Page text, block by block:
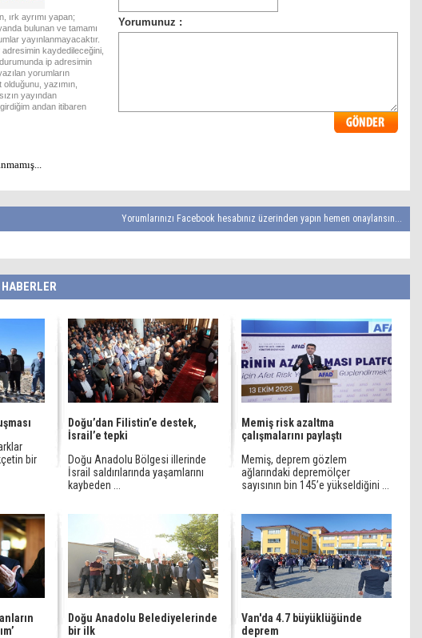
ırk ayrımı yapan;
bulunan ve tamamı
yayınlanmayacaktır.
adresimin kaydedileceğini,
ip adresimin
yorumların
yazımın,
yayından
andan itibaren
Yorumlarınızı Facebook hesabınız üzerinden yapın hemen onaylansın...
bir
Doğu’dan Filistin’e destek,
İsrail’e tepki
Doğu Anadolu Bölgesi illerinde
İsrail saldırılarında yaşamlarını
kaybeden ...
Memiş risk azaltma
çalışmalarını paylaştı
Memiş, deprem gözlem
ağlarındaki depremölçer
sayısının bin 145’e yükseldiğini ...
Doğu Anadolu Belediyelerinde
bir ilk
Van'da 4.7 büyüklüğünde
deprem